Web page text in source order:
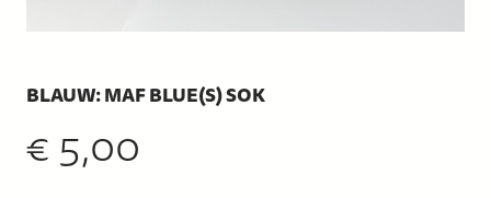
BLAUW: MAF BLUE(S) SOK
€5,00